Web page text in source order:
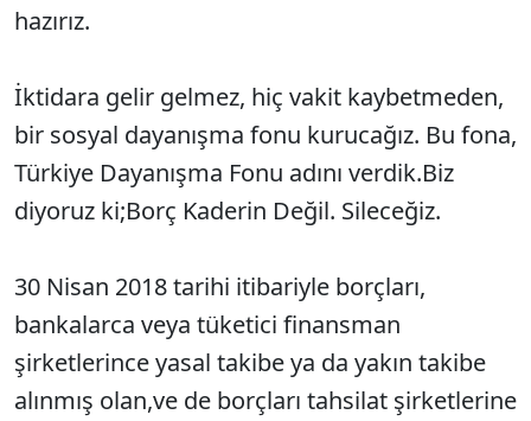
hazırız.
İktidara gelir gelmez, hiç vakit kaybetmeden,
bir sosyal dayanışma fonu kurucağız. Bu fona,
Türkiye Dayanışma Fonu adını verdik.Biz
diyoruz ki;Borç Kaderin Değil. Sileceğiz.
30 Nisan 2018 tarihi itibariyle borçları,
bankalarca veya tüketici finansman
şirketlerince yasal takibe ya da yakın takibe
alınmış olan,ve de borçları tahsilat şirketlerine